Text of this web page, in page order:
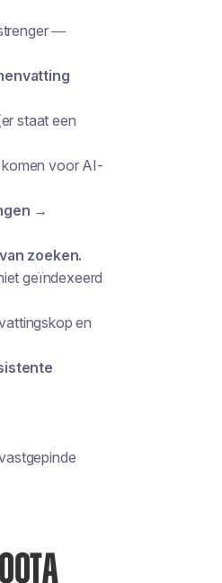
—
staat een
komen voor AI-
→
zoeken.
geïndexeerd
en